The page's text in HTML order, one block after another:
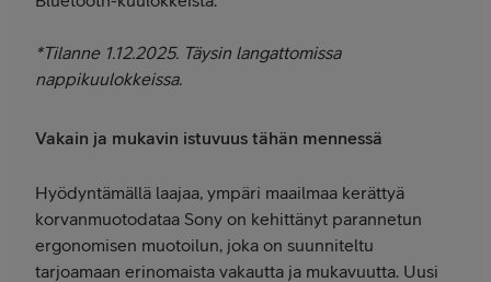
*Tilanne 1.12.2025. Täysin langattomissa
nappikuulokkeissa.
Vakain ja mukavin istuvuus tähän mennessä
Hyödyntämällä laajaa, ympäri maailmaa kerättyä
korvanmuotodataa Sony on kehittänyt parannetun
ergonomisen muotoilun, joka on suunniteltu
tarjoamaan erinomaista vakautta ja mukavuutta. Uusi